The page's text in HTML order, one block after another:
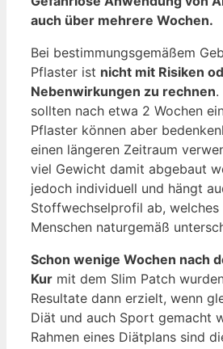
auch über mehrere Wochen.
Bei bestimmungsgemäßem
Pflaster ist nicht mit Risiken
Nebenwirkungen zu rechnen.
sollten nach etwa 2 Wochen
Pflaster können aber
einen längeren Zeitraum
viel Gewicht damit abgebaut
jedoch individuell und hängt
Stoffwechselprofil ab, welches
Menschen naturgemäß
Schon wenige Wochen nach
Kur mit dem Slim Patch
Resultate dann erzielt, wenn
Diät und auch Sport gemacht
Rahmen eines Diätplans sind